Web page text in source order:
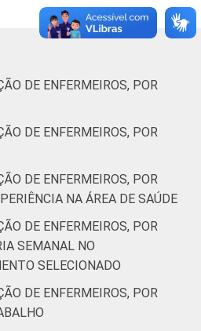
leitos
41 anos ou
mais
Capital
Interior 3
DE ENFERMEIROS, POR
DE ENFERMEIROS, POR
DE ENFERMEIROS, POR
NA ÁREA DE SAÚDE
DE ENFERMEIROS, POR
SEMANAL NO
SELECIONADO
DE ENFERMEIROS, POR